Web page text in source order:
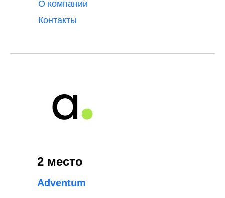
О компании
Контакты
Adventum
2 место